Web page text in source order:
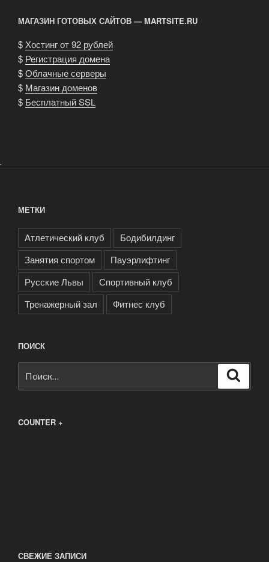
МАГАЗИН ГОТОВЫХ САЙТОВ — MARTSITE.RU
$ Хостинг от 92 рублей
$ Регистрация домена
$Облачные серверы
$ Магазин доменов
$ Бесплатный SSL
.
МЕТКИ
Атлетический клуб
Бодибилдинг
Занятия спортом
Пауэрлифтинг
Русские Львы
Спортивный клуб
Тренажерный зал
Фитнес клуб
ПОИСК
COUNTER +
СВЕЖИЕ ЗАПИСИ